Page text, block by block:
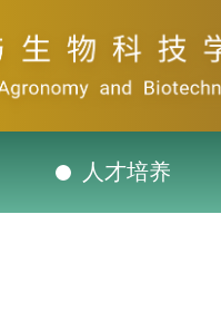
人才培养